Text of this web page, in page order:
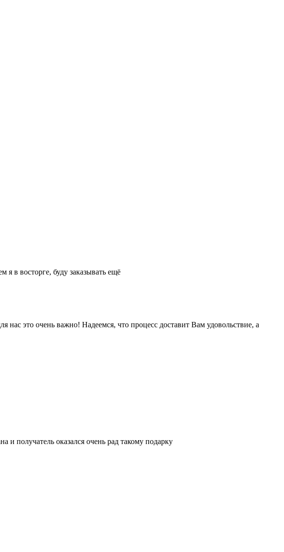
в восторге, буду заказывать ещё
нас это очень важно! Надеемся, что процесс доставит Вам удовольствие, а
и получатель оказался очень рад такому подарку